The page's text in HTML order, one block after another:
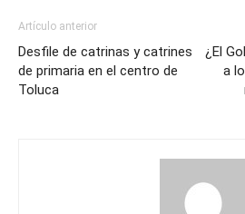
Artículo anterior
Desfile de catrinas y catrines
de primaria en el centro de
Toluca
¿El
a